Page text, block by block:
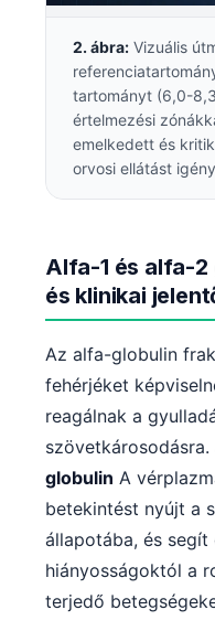
2. ábra: Vizuális
tartományt (6,0-
értelmezési
emelkedett és
orvosi ellátást
Alfa-1 és alfa-2
és klinikai
Az alfa-globulin
fehérjéket
reagálnak a
szövetkárosodásra.
globulin A
betekintést nyújt a
állapotába, és
hiányosságoktól a
terjedő